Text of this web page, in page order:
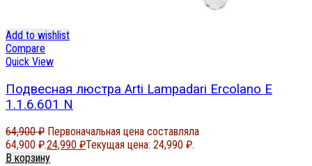
Add to wishlist
Compare
Quick View
Подвесная люстра Arti Lampadari Ercolano E
1.1.6.601 N
64,900₽ Первоначальная цена составляла
64,900 ₽.24,990 ₽Текущая цена: 24,990 ₽.
В корзину